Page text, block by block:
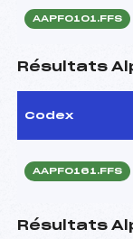
AAPF0101.FFS
Résultats
Codex
AAPF0161.FFS
Résultats